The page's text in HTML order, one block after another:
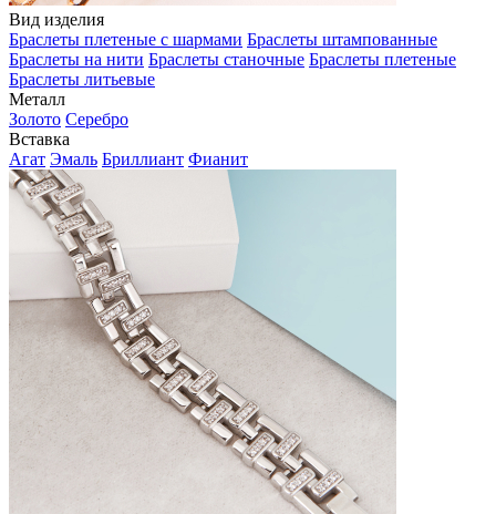
Вид изделия
Браслеты плетеные с шармами Браслеты штампованные
Браслеты на нити Браслеты станочные Браслеты плетеные
Браслеты литьевые
Металл
Золото Серебро
Вставка
Агат Эмаль Бриллиант Фианит